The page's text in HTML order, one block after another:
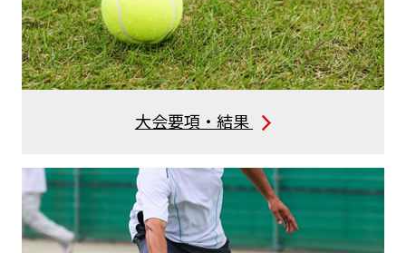
大会要項・結果